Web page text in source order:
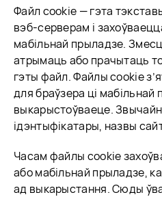
Файл cookie — гэта
вэб-серверам і
мабільнай прыладзе.
атрымаць або прачытаць
гэты файл. Файлы cookie
для браўзера ці мабільнай
выкарыстоўваеце.
ідэнтыфікатары, назвы
Часам файлы cookie
або мабільнай прыладзе,
ад выкарыстання. Сюды